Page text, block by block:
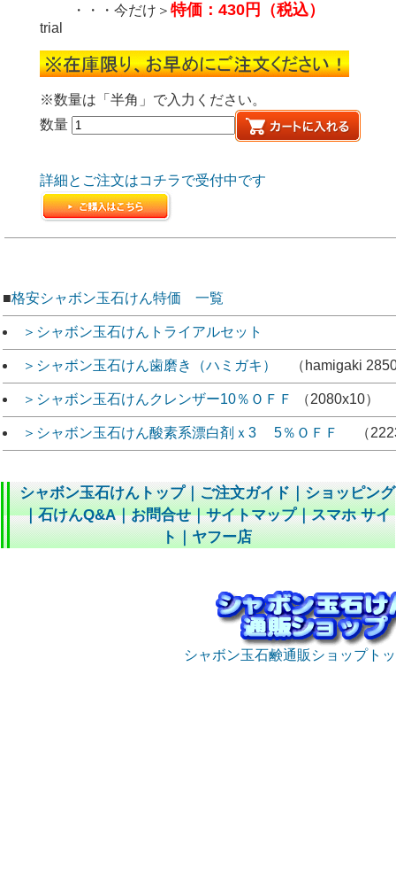
・・・今だけ＞ 特価：430円（税込）
trial
※数量は「半角」で入力ください。
数量
詳細とご注文はコチラで受付中です
■格安シャボン玉石けん特価 一覧
＞シャボン玉石けんトライアルセット
＞シャボン玉石けん歯磨き（ハミガキ） （hamigaki
＞シャボン玉石けんクレンザー10％ＯＦＦ （2080x10）
＞シャボン玉石けん酸素系漂白剤ｘ3 5％ＯＦＦ （
シャボン玉石けんトップ｜ご注文ガイド｜ショッピング
｜石けんQ&A｜お問合せ｜サイトマップ｜スマホ サイ
ト｜ヤフー店
シャボン玉石鹸通販ショップト